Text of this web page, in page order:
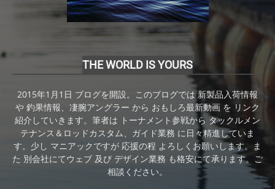
THE WORLD IS YOURS
2015年1月1日 ブログを開設。このブログでは 新製品入荷情報
や 釣果情報、凄腕アングラー から おもしろ最新動画 を リンク
紹介していきます。筆者は トーナメント参戦から タックルメン
テナンス＆ロッドカスタム、ガイド業務 に日々精進していま
す。少し マニアックですが 応援の程 よろしくお願いします。ま
た 別会社にてウェブ 及び デザイン業務 も格安にて承ります。ご
相談ください。